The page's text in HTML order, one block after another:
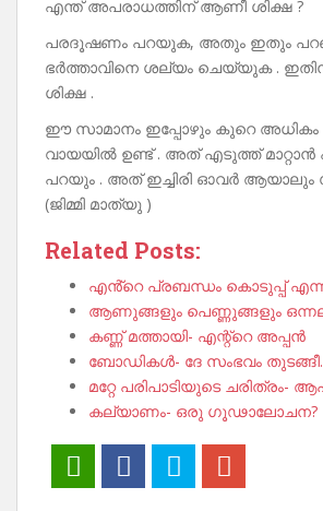
എന്ത് അപരാധത്തിന് ആണീ ശിക്ഷ ?
പരദൂഷണം പറയുക, അതും ഇതും
ഭർത്താവിനെ ശല്യം ചെയ്യുക .
ശിക്ഷ .
ഈ സാമാനം ഇപ്പോഴും കുറെ അധികം
വായയിൽ ഉണ്ട് . അത് എടുത്ത് മാറ്റാൻ
പറയും . അത് ഇച്ചിരി ഓവർ ആയാലും
(ജിമ്മി മാത്യു )
Related Posts:
എൻ്റെ പ്രബന്ധം കൊടുപ്പ്
ആണുങ്ങളും പെണ്ണുങ്ങളും
കണ്ണ് മത്തായി- എന്റ്റെ അപ്പൻ
ബോഡികൾ- ദേ സംഭവം തുടങ്ങീ.
മറ്റേ പരിപാടിയുടെ
കല്യാണം- ഒരു ഗൂഢാലോചന?